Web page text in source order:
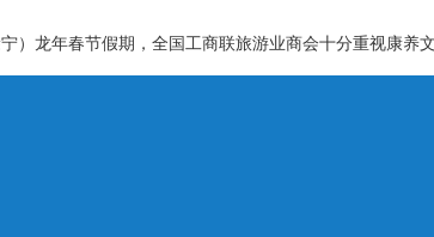
）龙年春节假期，全国工商联旅游业商会十分重视康养